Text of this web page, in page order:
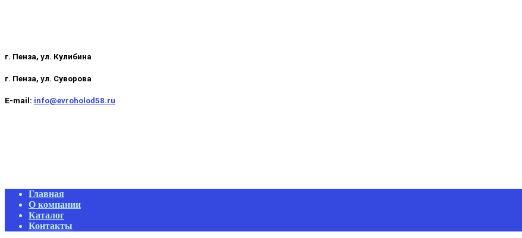
г. Пенза, ул. Кулибина
г. Пенза, ул. Суворова
E-mail: info@evroholod58.ru
Primary
Navigation
Menu
Главная
О компании
Каталог
Контакты